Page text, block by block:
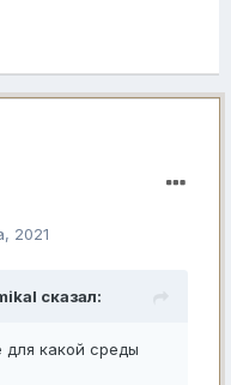
2021
сказал:
для какой среды